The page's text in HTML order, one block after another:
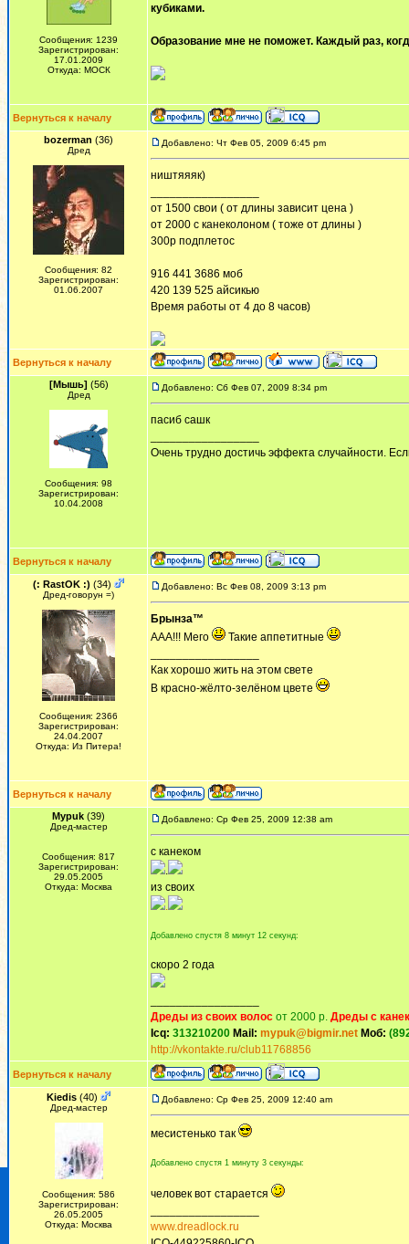
Сообщения: 1239
Зарегистрирован:
17.01.2009
Откуда: МОСК
кубиками.
Образование мне не поможет. Каждый раз,
Вернуться к началу
bozerman (36)
Дред
Сообщения: 82
Зарегистрирован:
01.06.2007
Добавлено: Чт Фев 05, 2009 6:45 pm
ништяяяк)
от 1500 свои ( от длины зависит цена )
от 2000 с канеколоном ( тоже от длины )
300р подплетос
916 441 3686 моб
420 139 525 айсикью
Время работы от 4 до 8 часов)
Вернуться к началу
[Мышь] (56)
Дред
Сообщения: 98
Зарегистрирован:
10.04.2008
Добавлено: Сб Фев 07, 2009 8:34 pm
пасиб сашк
Очень трудно достичь эффекта случайности.
Вернуться к началу
(: RastOK :) (34)
Дред-говорун =)
Сообщения: 2366
Зарегистрирован:
24.04.2007
Откуда: Из Питера!
Добавлено: Вс Фев 08, 2009 3:13 pm
Брынза™
ААА!!! Мего
Такие аппетитные
Как хорошо жить на этом свете
В красно-жёлто-зелёном цвете
Вернуться к началу
Mypuk (39)
Дред-мастер
Сообщения: 817
Зарегистрирован:
29.05.2005
Откуда: Москва
Добавлено: Ср Фев 25, 2009 12:38 am
с канеком
.
из своих
.
Добавлено спустя 8 минут 12 секунд:
скоро 2 года
Дреды из своих волос от 2000 р. Дреды с
Icq: 313210200 Mail: mypuk@bigmir.net Моб:
http://vkontakte.ru/club11768856
Вернуться к началу
Kiedis (40)
Дред-мастер
Сообщения: 586
Зарегистрирован:
26.05.2005
Откуда: Москва
Добавлено: Ср Фев 25, 2009 12:40 am
месистенько так
Добавлено спустя 1 минуту 3 секунды:
человек вот старается
www.dreadlock.ru